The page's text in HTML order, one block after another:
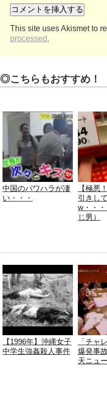
This site uses Akismet to
processed.
◎こちらもおすすめ！
中国のパワハラが凄
い・・・
【極悪
引きし
w・・・
じ男）
【1996年】沖縄女子
中学生強姦殺人事件
「チャ
爆発事
天ニュ